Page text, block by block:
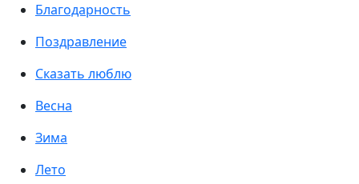
Благодарность
Поздравление
Сказать люблю
Весна
Зима
Лето